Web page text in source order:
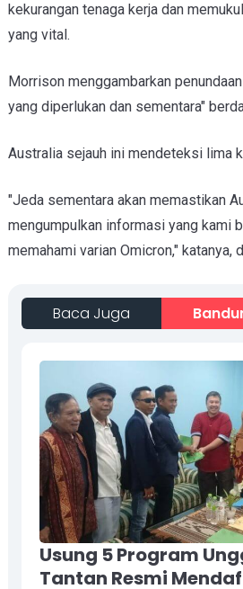
kekurangan tenaga kerja dan
yang vital.
Morrison menggambarkan
yang diperlukan dan sementara"
Australia sejauh ini mendeteksi lima
"Jeda sementara akan memastikan
mengumpulkan informasi yang kami
memahami varian Omicron," katanya,
Baca Juga
Usung 5 Program
Tantan Resmi